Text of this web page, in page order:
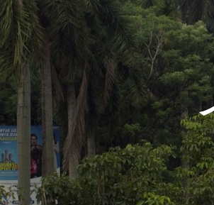
コ
ン
テ
ン
ツ
へ
キ
ッ
プ